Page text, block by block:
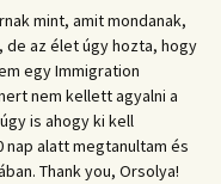
mint, amit mondanak,
az élet úgy hozta, hogy
egy Immigration
nem kellett agyalni a
is ahogy ki kell
alatt megtanultam és
Thank you, Orsolya!